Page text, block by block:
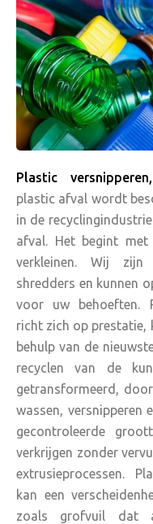
Plastic
plastic afval wordt
in de
afval. Het begint
verkleinen. Wij zijn
shredders en kunnen
voor uw behoeften.
richt zich op prestatie,
behulp van de
recyclen van de
getransformeerd,
wassen, versnipperen
gecontroleerde
verkrijgen zonder
extrusieprocessen.
kan een
zoals grofvuil dat